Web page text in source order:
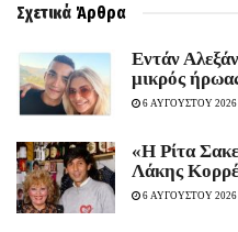
Σχετικά Άρθρα
Εντάν
μικρός
6 ΑΥΓΟΥΣΤΟΥ 2026
«Η Ρίτα
Λάκης
6 ΑΥΓΟΥΣΤΟΥ 2026